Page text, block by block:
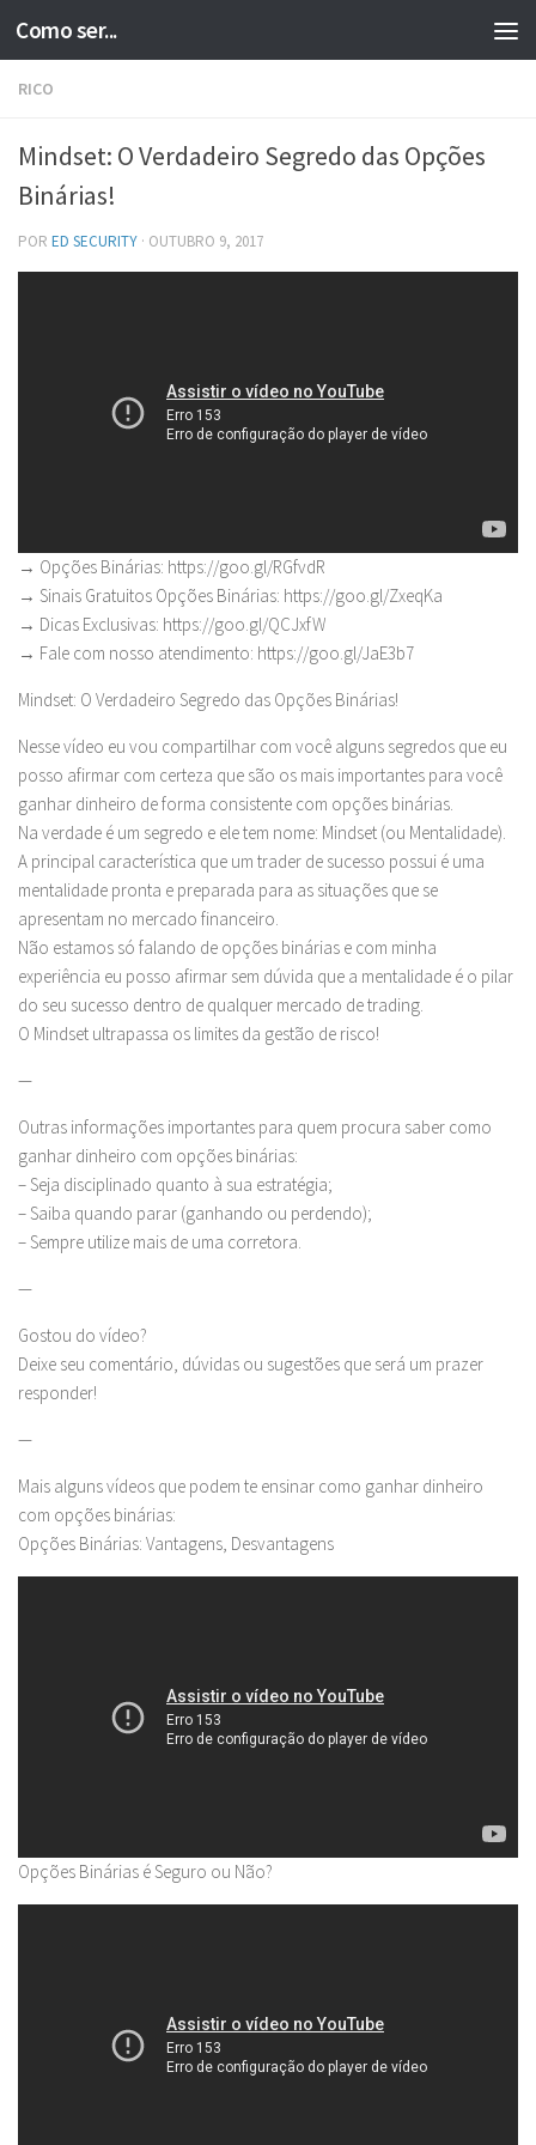
Skip to content
Como ser...
RICO
Mindset: O Verdadeiro Segredo das Opções
Binárias!
POR ED SECURITY · OUTUBRO 9, 2017
→ Opções Binárias: https://goo.gl/RGfvdR
→ Sinais Gratuitos Opções Binárias: https://goo.gl/ZxeqKa
→ Dicas Exclusivas: https://goo.gl/QCJxfW
→ Fale com nosso atendimento: https://goo.gl/JaE3b7
Mindset: O Verdadeiro Segredo das Opções Binárias!
Nesse vídeo eu vou compartilhar com você alguns segredos que eu
posso afirmar com certeza que são os mais importantes para você
ganhar dinheiro de forma consistente com opções binárias.
Na verdade é um segredo e ele tem nome: Mindset (ou Mentalidade).
A principal característica que um trader de sucesso possui é uma
mentalidade pronta e preparada para as situações que se
apresentam no mercado financeiro.
Não estamos só falando de opções binárias e com minha
experiência eu posso afirmar sem dúvida que a mentalidade é o pilar
do seu sucesso dentro de qualquer mercado de trading.
O Mindset ultrapassa os limites da gestão de risco!
—
Outras informações importantes para quem procura saber como
ganhar dinheiro com opções binárias:
– Seja disciplinado quanto à sua estratégia;
– Saiba quando parar (ganhando ou perdendo);
– Sempre utilize mais de uma corretora.
—
Gostou do vídeo?
Deixe seu comentário, dúvidas ou sugestões que será um prazer
responder!
—
Mais alguns vídeos que podem te ensinar como ganhar dinheiro
com opções binárias:
Opções Binárias: Vantagens, Desvantagens
Opções Binárias é Seguro ou Não?